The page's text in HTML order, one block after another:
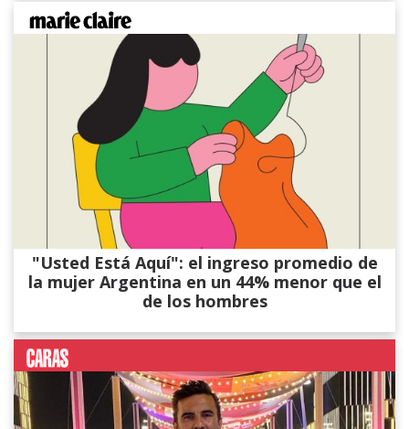
"Usted Está Aquí": el ingreso promedio de
la mujer Argentina en un 44% menor que el
de los hombres